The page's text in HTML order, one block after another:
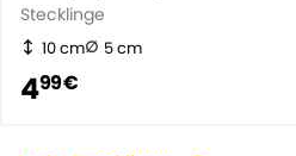
Stecklinge
10 cm 5 cm
499 €